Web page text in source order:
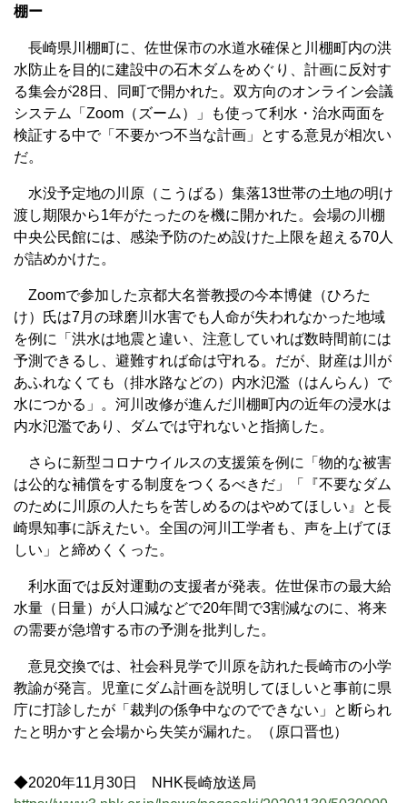
棚ー
長崎県川棚町に、佐世保市の水道水確保と川棚町内の洪
水防止を目的に建設中の石木ダムをめぐり、計画に反対す
る集会が28日、同町で開かれた。双方向のオンライン会議
システム「Zoom（ズーム）」も使って利水・治水両面を
検証する中で「不要かつ不当な計画」とする意見が相次い
だ。
水没予定地の川原（こうばる）集落13世帯の土地の明け
渡し期限から1年がたったのを機に開かれた。会場の川棚
中央公民館には、感染予防のため設けた上限を超える70人
が詰めかけた。
Zoomで参加した京都大名誉教授の今本博健（ひろた
け）氏は7月の球磨川水害でも人命が失われなかった地域
を例に「洪水は地震と違い、注意していれば数時間前には
予測できるし、避難すれば命は守れる。だが、財産は川が
あふれなくても（排水路などの）内水氾濫（はんらん）で
水につかる」。河川改修が進んだ川棚町内の近年の浸水は
内水氾濫であり、ダムでは守れないと指摘した。
さらに新型コロナウイルスの支援策を例に「物的な被害
は公的な補償をする制度をつくるべきだ」「『不要なダム
のために川原の人たちを苦しめるのはやめてほしい』と長
崎県知事に訴えたい。全国の河川工学者も、声を上げてほ
しい」と締めくくった。
利水面では反対運動の支援者が発表。佐世保市の最大給
水量（日量）が人口減などで20年間で3割減なのに、将来
の需要が急増する市の予測を批判した。
意見交換では、社会科見学で川原を訪れた長崎市の小学
教諭が発言。児童にダム計画を説明してほしいと事前に県
庁に打診したが「裁判の係争中なのでできない」と断られ
たと明かすと会場から失笑が漏れた。（原口晋也）
◆2020年11月30日 NHK長崎放送局